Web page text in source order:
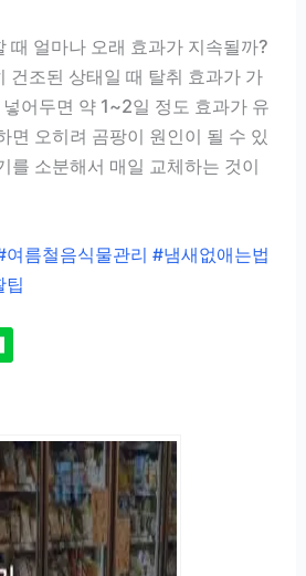
때 얼마나 오래 효과가 지속될까?
건조된 상태일 때 탈취 효과가 가
어두면 약 1~2일 정도 효과가 유
면 오히려 곰팡이 원인이 될 수 있
를 소분해서 매일 교체하는 것이
름철음식물관리 #냄새없애는법
팁